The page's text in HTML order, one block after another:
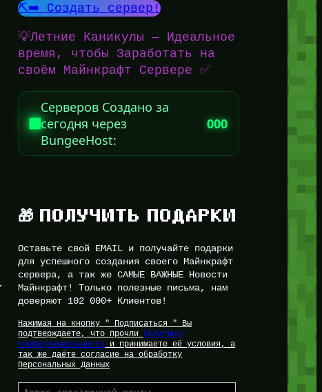
⛏️➡️ Создать сервер!
💡Летние Каникулы — Идеальное
время, чтобы Заработать на
своём Майнкрафт Сервере ✅
Серверов Создано за
сегодня через
BungeeHost:
000
🎁 ПОЛУЧИТЬ ПОДАРКИ
Оставьте свой EMAIL и получайте подарки
для успешного создания своего Майнкрафт
сервера, а так же САМЫЕ ВАЖНЫЕ Новости
Майнкрафт! Только полезные письма, нам
доверяют 102 000+ Клиентов!
Нажимая на кнопку " Подписаться " Вы
подтверждаете, что прочли Политику
Конфиденциальности и принимаете её условия, а
так же даёте согласие на обработку
Персональных Данных